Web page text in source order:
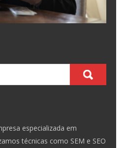
especializada em
técnicas como SEM e SEO